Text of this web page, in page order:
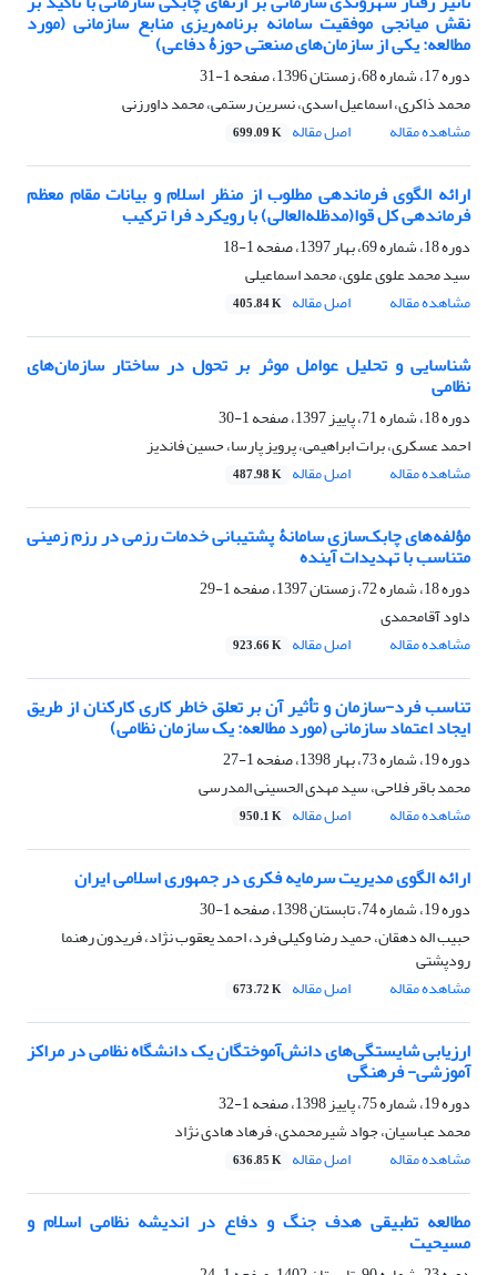
نقش میانجی موفقیت سامانه برنامه‌ریزی منابع سازمانی (مورد
مطالعه: یکی از سازمان‌های صنعتی حوزۀ دفاعی)
دوره 17، شماره 68، زمستان 1396، صفحه
1-31
محمد ذاکری، اسماعیل اسدی، نسرین رستمی، محمد داورزنی
مشاهده مقاله
اصل مقاله 699.09 K
ارائه الگوی فرماندهی مطلوب از منظر اسلام و بیانات مقام معظم
فرماندهی کل قوا(مدظله‌العالی) با رویکرد فرا ترکیب
دوره 18، شماره 69، بهار 1397، صفحه
1-18
سید محمد علوی علوی، محمد اسماعیلی
مشاهده مقاله
اصل مقاله 405.84 K
شناسایی و تحلیل عوامل موثر بر تحول در ساختار سازمان‌های
نظامی
دوره 18، شماره 71، پاییز 1397، صفحه
1-30
احمد عسکری، برات ابراهیمی، پرویز پارسا، حسین فاندیز
مشاهده مقاله
اصل مقاله 487.98 K
مؤلفه‌های چابک‌سازی سامانۀ پشتیبانی خدمات رزمی در رزم زمینی
متناسب با تهدیدات آینده
دوره 18، شماره 72، زمستان 1397، صفحه
1-29
داود آقامحمدی
مشاهده مقاله
اصل مقاله 923.66 K
تناسب فرد-سازمان و تأثیر آن بر تعلق خاطر کاری کارکنان از طریق
ایجاد اعتماد سازمانی (مورد مطالعه: یک سازمان نظامی)
دوره 19، شماره 73، بهار 1398، صفحه
1-27
محمد باقر فلاحی، سید مهدی الحسینی المدرسی
مشاهده مقاله
اصل مقاله 950.1 K
ارائه الگوی مدیریت سرمایه فکری در جمهوری اسلامی ایران
دوره 19، شماره 74، تابستان 1398، صفحه
1-30
حبیب اله دهقان، حمید رضا وکیلی فرد، احمد یعقوب نژاد، فریدون رهنما
رودپشتی
مشاهده مقاله
اصل مقاله 673.72 K
ارزیابی شایستگی‌های دانش‌آموختگان یک دانشگاه نظامی در مراکز
آموزشی- فرهنگی
دوره 19، شماره 75، پاییز 1398، صفحه
1-32
محمد عباسیان، جواد شیرمحمدی، فرهاد هادی‌ نژاد
مشاهده مقاله
اصل مقاله 636.85 K
مطالعه تطبیقی هدف جنگ و دفاع در اندیشه نظامی اسلام و
مسیحیت